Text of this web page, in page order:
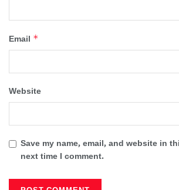
Email *
Website
Save my name, email, and website in
next time I comment.